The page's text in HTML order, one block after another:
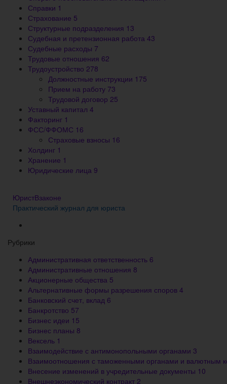
Справки 1
Страхование 5
Структурные подразделения 13
Судебная и претензионная работа 43
Судебные расходы 7
Трудовые отношения 62
Трудоустройство 278
Должностные инструкции 175
Прием на работу 73
Трудовой договор 25
Уставный капитал 4
Факторинг 1
ФСС/ФФОМС 16
Страховые взносы 16
Холдинг 1
Хранение 1
Юридические лица 9
ЮристВзаконе
Практический журнал для юриста
Рубрики
Административная ответственность 6
Административные отношения 8
Акционерные общества 5
Альтернативные формы разрешения споров 4
Банковский счет, вклад 6
Банкротство 57
Бизнес идеи 15
Бизнес планы 8
Вексель 1
Взаимодействие с антимонопольными органами 3
Взаимоотношения с таможенными органами и валютным
Внесение изменений в учредительные документы 10
Внешнеэкономический контракт 2